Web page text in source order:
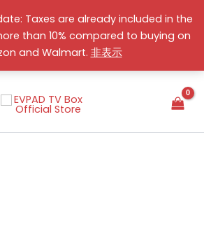
Taxes are already included in the
than 10% compared to buying on
and Walmart. 非表示
日本語